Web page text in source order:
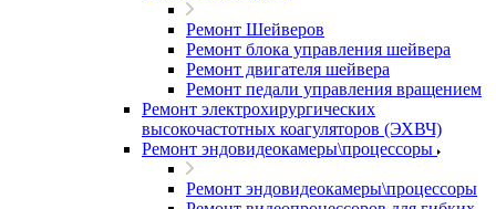
Ремонт Шейверов
Ремонт блока управления шейвера
Ремонт двигателя шейвера
Ремонт педали управления вращением
Ремонт электрохирургических
высокочастотных коагуляторов (ЭХВЧ)
Ремонт эндовидеокамеры\процессоры
Ремонт эндовидеокамеры\процессоры